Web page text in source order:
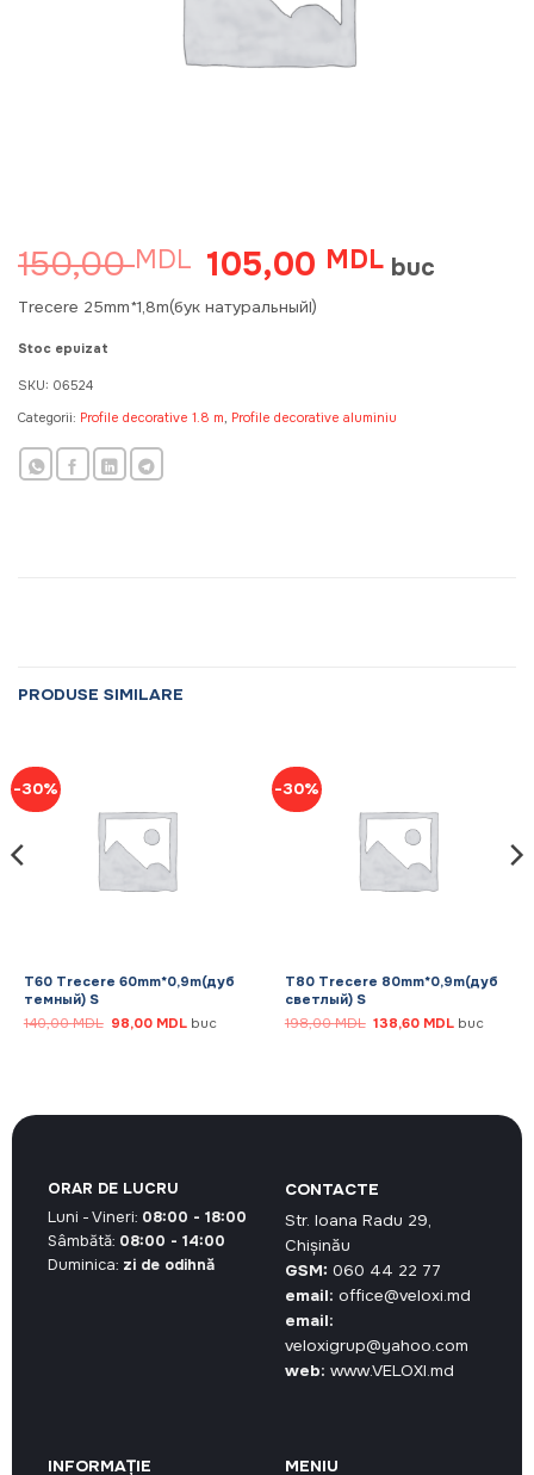
150,00MDL Prețul
inițial
a
105,00 MDLPrețul
curent
buc
Trecere 25mm*1,8m(бук натуральныйl)
Stoc epuizat
SKU: 06524
Categorii: Profile decorative 1.8 m, Profile decorative aluminiu
PRODUSE SIMILARE
-30%
T60 Trecere 60mm*0,9m(дуб
темный) S
140,00MDL Prețul
inițial
98,00 MDLPrețul
buc
-30%
T80 Trecere 80mm*0,9m(дуб
светлый) S
198,00MDL Prețul
inițial
138,60 MDLPrețul
buc
CONTACTE
Str. Ioana Radu 29,
Chișinău
GSM: 060 44 22 77
email: office@veloxi.md
email:
veloxigrup@yahoo.com
web: www.VELOXI.md
INFORMAȚIE MENIU
ORAR DE LUCRU
Luni - Vineri: 08:00 - 18:00
Sâmbătă: 08:00 - 14:00
Duminica: zi de odihnă